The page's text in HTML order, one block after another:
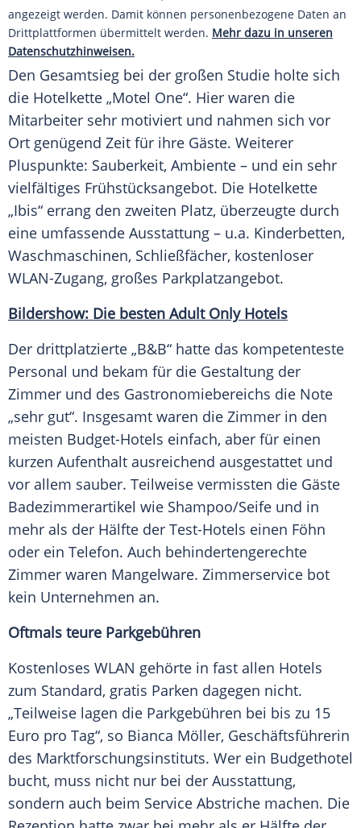
angezeigt werden. Damit können personenbezogene Daten an
Drittplattformen übermittelt werden. Mehr dazu in unseren
Datenschutzhinweisen.
Den Gesamtsieg bei der großen Studie holte sich
die Hotelkette „Motel One“. Hier waren die
Mitarbeiter sehr motiviert und nahmen sich vor
Ort genügend Zeit für ihre Gäste. Weiterer
Pluspunkte: Sauberkeit, Ambiente – und ein sehr
vielfältiges Frühstücksangebot. Die Hotelkette
„Ibis“ errang den zweiten Platz, überzeugte durch
eine umfassende Ausstattung – u.a. Kinderbetten,
Waschmaschinen, Schließfächer, kostenloser
WLAN-Zugang, großes Parkplatzangebot.
Bildershow: Die besten Adult Only Hotels
Der drittplatzierte „B&B“ hatte das kompetenteste
Personal und bekam für die Gestaltung der
Zimmer und des Gastronomiebereichs die Note
„sehr gut“. Insgesamt waren die Zimmer in den
meisten Budget-Hotels einfach, aber für einen
kurzen Aufenthalt ausreichend ausgestattet und
vor allem sauber. Teilweise vermissten die Gäste
Badezimmerartikel wie Shampoo/Seife und in
mehr als der Hälfte der Test-Hotels einen Föhn
oder ein Telefon. Auch behindertengerechte
Zimmer waren Mangelware. Zimmerservice bot
kein Unternehmen an.
Oftmals teure Parkgebühren
Kostenloses WLAN gehörte in fast allen Hotels
zum Standard, gratis Parken dagegen nicht.
„Teilweise lagen die Parkgebühren bei bis zu 15
Euro pro Tag“, so Bianca Möller, Geschäftsführerin
des Marktforschungsinstituts. Wer ein Budgethotel
bucht, muss nicht nur bei der Ausstattung,
sondern auch beim Service Abstriche machen. Die